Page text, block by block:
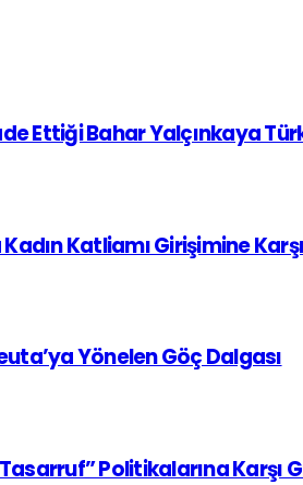
Ettiği Bahar Yalçınkaya
Katliamı Girişimine
Yönelen Göç Dalgası
Politikalarına Karşı